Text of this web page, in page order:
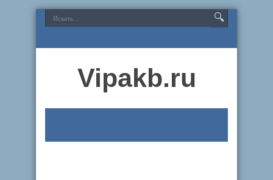
Vipakb.ru